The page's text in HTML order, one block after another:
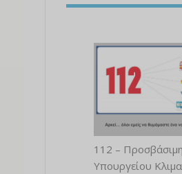
112 –
Υπουργείου